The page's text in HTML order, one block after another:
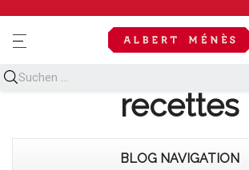
MENU
Découvrez
recettes
BLOG NAVIGATION